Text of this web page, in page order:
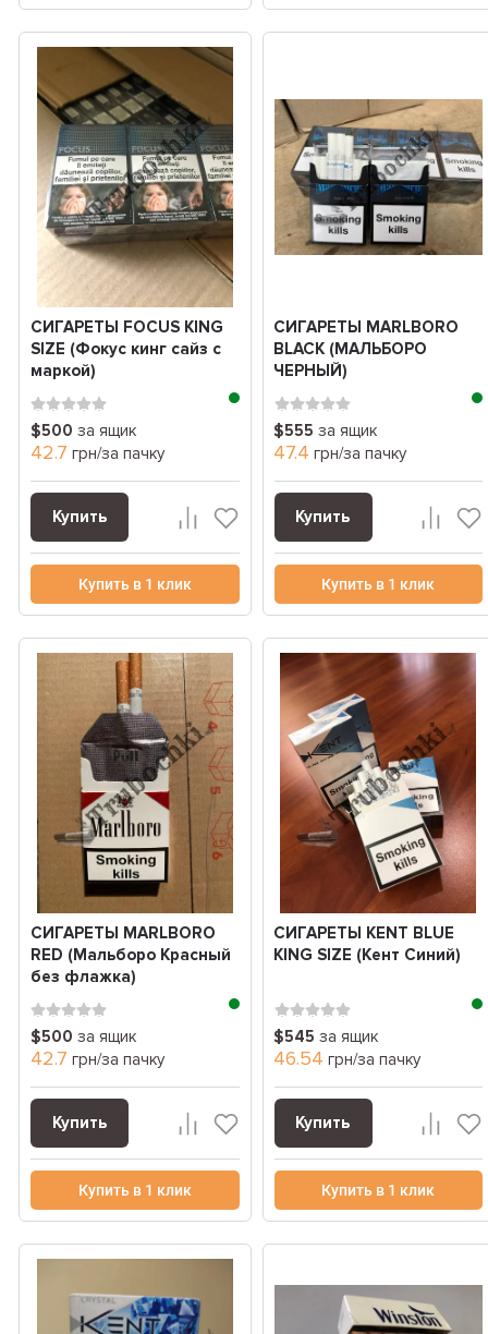
СИГАРЕТЫ FOCUS KING
SIZE (Фокус кинг сайз с
маркой)
$500 за ящик
42.7 грн/за пачку
Купить
Купить в 1 клик
СИГАРЕТЫ MARLBORO
BLACK (МАЛЬБОРО
ЧЕРНЫЙ)
$555 за ящик
47.4 грн/за пачку
Купить
Купить в 1 клик
СИГАРЕТЫ MARLBORO
RED (Мальборо Красный
без флажка)
$500 за ящик
42.7 грн/за пачку
Купить
Купить в 1 клик
СИГАРЕТЫ KENT BLUE
KING SIZE (Кент Синий)
$545 за ящик
46.54 грн/за пачку
Купить
Купить в 1 клик